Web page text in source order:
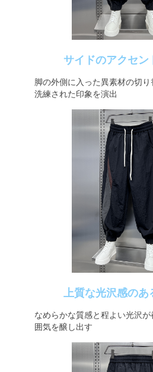
サイドのアクセン
脚の外側に入った異素材の切
洗練された印象を演出
上質な光沢感のあ
なめらかな質感と程よい光沢
囲気を醸し出す